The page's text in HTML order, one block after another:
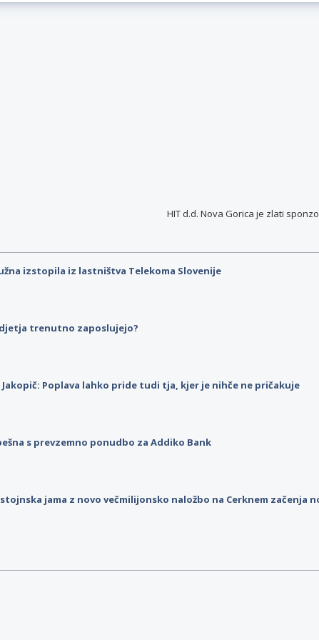
HIT d.d. Nova Gorica je zlati
izstopila iz lastništva Telekoma Slovenije
trenutno zaposlujejo?
Jakopič: Poplava lahko pride tudi tja, kjer je nihče ne pričakuje
s prevzemno ponudbo za Addiko Bank
jama z novo večmilijonsko naložbo na Cerknem začenja